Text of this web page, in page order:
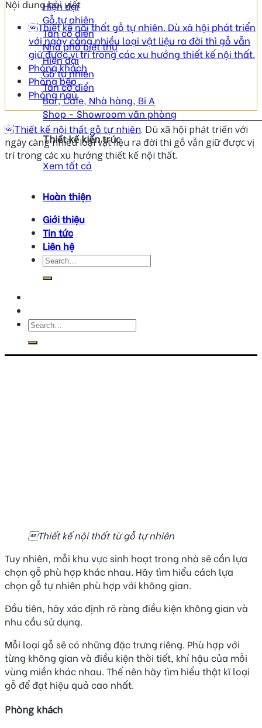
Hiện đại
Gỗ tự nhiên
Tân cổ điển
Nhà phố biệt thự
Hiện đại
Gỗ tự nhiên
Tân cổ điển
Bar, Cafe, Nhà hàng, Bi A
Shop - Showroom văn phòng
Thiết kế kiến trúc
Xem tất cả
Hoàn thiện
Giới thiệu
Tin tức
Liên hệ
Nội dung bài viết
Thiết kế nội thất gỗ tự nhiên. Dù xã hội phát triển
với ngày càng nhiều loại vật liệu ra đời thì gỗ vẫn
giữ được vị trí trong các xu hướng thiết kế nội thất.
Phòng khách
Phòng bếp
Phòng ngủ
Thiết kế nội thất gỗ tự nhiên. Dù xã hội phát triển với
ngày càng nhiều loại vật liệu ra đời thì gỗ vẫn giữ được vị
trí trong các xu hướng thiết kế nội thất.
Thiết kế nội thất từ gỗ tự nhiên
Tuy nhiên, mỗi khu vực sinh hoạt trong nhà sẽ cần lựa
chọn gỗ phù hợp khác nhau. Hãy tìm hiểu cách lựa
chọn gỗ tự nhiên phù hợp với không gian.
Đầu tiên, hãy xác định rõ ràng điều kiện không gian và
nhu cầu sử dụng.
Mỗi loại gỗ sẽ có những đặc trưng riêng. Phù hợp với
từng không gian và điều kiện thời tiết, khí hậu của mỗi
vùng miền khác nhau. Thế nên hãy tìm hiểu thật kĩ loại
gỗ để đạt hiệu quả cao nhất.
Phòng khách